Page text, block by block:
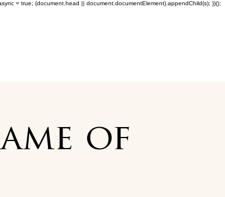
= true; (document.head || document.documentElement).appendChild(s); })();
of